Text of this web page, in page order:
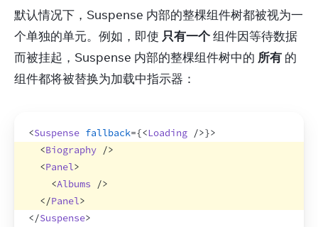
默认情况下，Suspense 内部的整棵组件树都被视为一
个单独的单元。例如，即使 只有一个 组件因等待数据
而被挂起，Suspense 内部的整棵组件树中的 所有 的
组件都将被替换为加载中指示器：
<Suspense fallback={<Loading />}>
<Biography />
<Panel>
<Albums
/>
</Panel>
</Suspense>